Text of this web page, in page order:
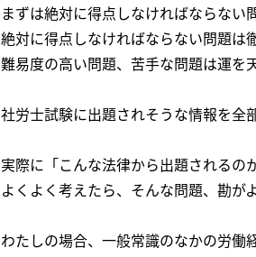
まずは絶対に得点しなければならない
絶対に得点しなければならない問題は
難易度の高い問題、苦手な問題は運を
社労士試験に出題されそうな情報を全
実際に「こんな法律から出題されるの
よくよく考えたら、そんな問題、勘が
わたしの場合、一般常識のなかの労働